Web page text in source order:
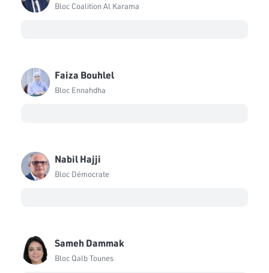
Bloc Coalition Al Karama
Faiza Bouhlel
Bloc Ennahdha
Nabil Hajji
Bloc Démocrate
Sameh Dammak
Bloc Qalb Tounes